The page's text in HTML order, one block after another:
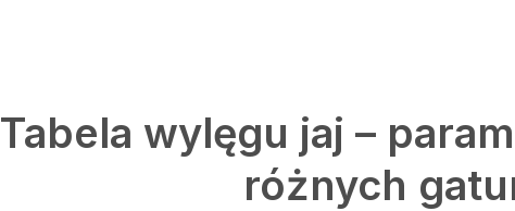
Tabela wylęgu jaj –
różnych